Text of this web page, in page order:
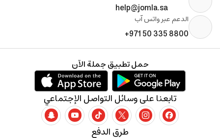
help@jomla.sa
الدعم عبر واتس آب
+971 50 335 8800
طرق الدفع
تابعنا على وسائل التواصل الإجتماعي
حمل تطبيق جملة الآن